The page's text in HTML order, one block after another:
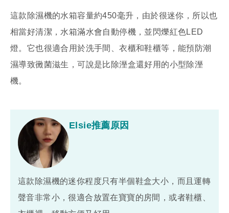
這款除濕機的水箱容量約450毫升，由於很迷你，所以也
相當好清潔，水箱滿水會自動停機，並閃爍紅色LED
燈。它也很適合用於洗手間、衣櫃和鞋櫃等，能預防潮
濕導致黴菌滋生，可說是比除溼盒還好用的小型除溼
機。
Elsie推薦原因
這款除濕機的迷你程度只有半個鞋盒大小，而且運轉
聲音非常小，很適合放置在寶寶的房間，或者鞋櫃、